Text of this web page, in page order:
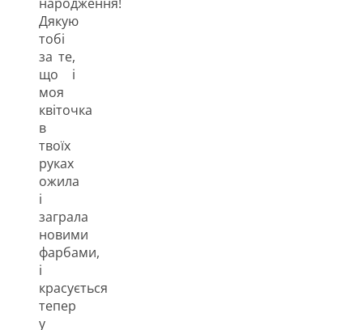
Дякую
тобі
за те,
що і
моя
квіточка
в
твоїх
руках
ожила
і
заграла
новими
фарбами,
і
красується
тепер
у